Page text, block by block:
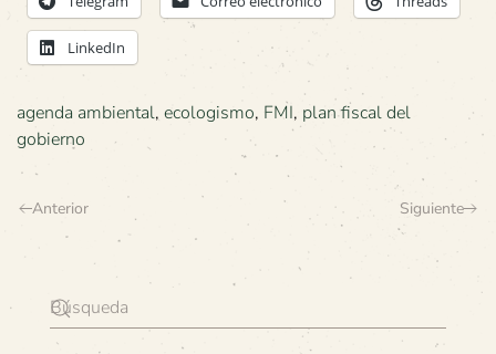
LinkedIn
agenda ambiental, ecologismo, FMI, plan fiscal del
gobierno
Anterior Siguiente